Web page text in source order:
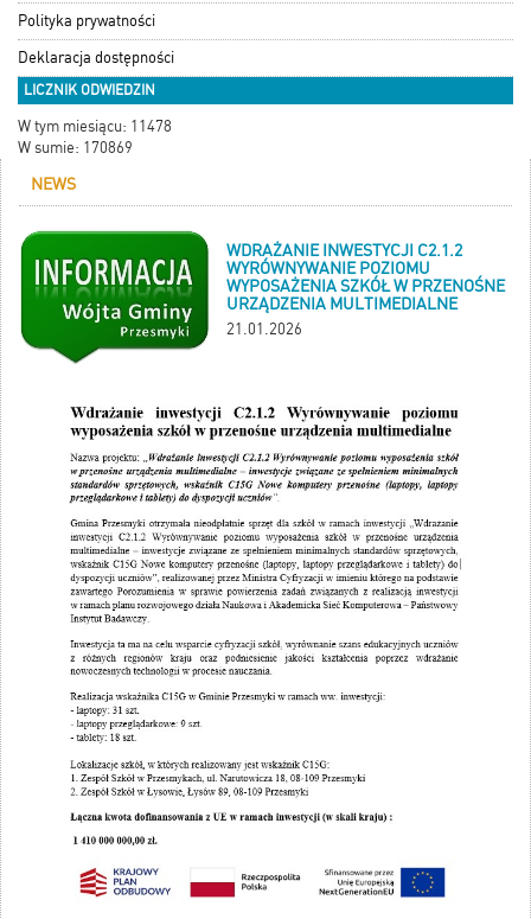
Polityka prywatności
Deklaracja dostępności
LICZNIK ODWIEDZIN
W tym miesiącu: 11478
W sumie: 170869
NEWS
WDRAŻANIE INWESTYCJI C2.1.2
WYRÓWNYWANIE POZIOMU
WYPOSAŻENIA SZKÓŁ W PRZENOŚNE
URZĄDZENIA MULTIMEDIALNE
21.01.2026